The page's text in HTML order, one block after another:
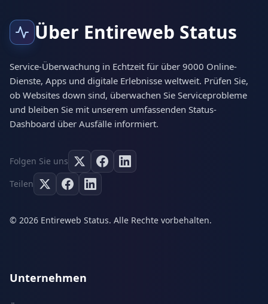
Über Entireweb Status
Service-Überwachung in Echtzeit für über 9000 Online-
Dienste, Apps und digitale Erlebnisse weltweit. Prüfen Sie,
ob Websites down sind, überwachen Sie Serviceprobleme
und bleiben Sie mit unserem umfassenden Status-
Dashboard über Ausfälle informiert.
Folgen Sie uns
Teilen
© 2026 Entireweb Status. Alle Rechte vorbehalten.
Unternehmen